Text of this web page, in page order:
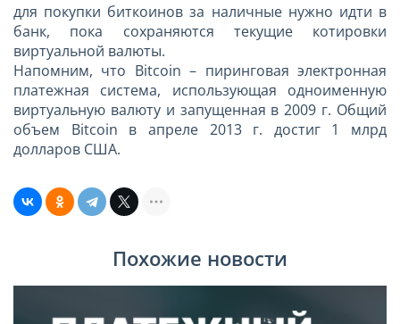
для покупки биткоинов за наличные нужно идти в
банк, пока сохраняются текущие котировки
виртуальной валюты.
Напомним, что Bitcoin – пиринговая электронная
платежная система, использующая одноименную
виртуальную валюту и запущенная в 2009 г. Общий
объем Bitcoin в апреле 2013 г. достиг 1 млрд
долларов США.
Похожие новости